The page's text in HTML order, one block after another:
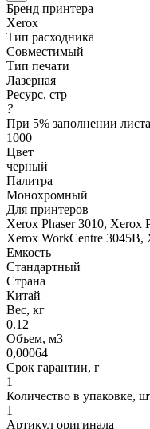
Бренд принтера
Xerox
Тип расходника
Совместимый
Тип печати
Лазерная
Ресурс, стр
?
При 5% заполнении
1000
Цвет
черный
Палитра
Монохромный
Для принтеров
Xerox Phaser 3010, Xerox
Xerox WorkCentre 3045B,
Емкость
Стандартный
Страна
Китай
Вес, кг
0.12
Объем, м3
0,00064
Срок гарантии, г
1
Количество в упаковке,
1
Артикул оригинала